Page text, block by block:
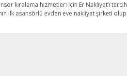
kiralama hizmetleri için Er Nakliyat’ı tercih
ilk asansörlü evden eve nakliyat şirketi olup